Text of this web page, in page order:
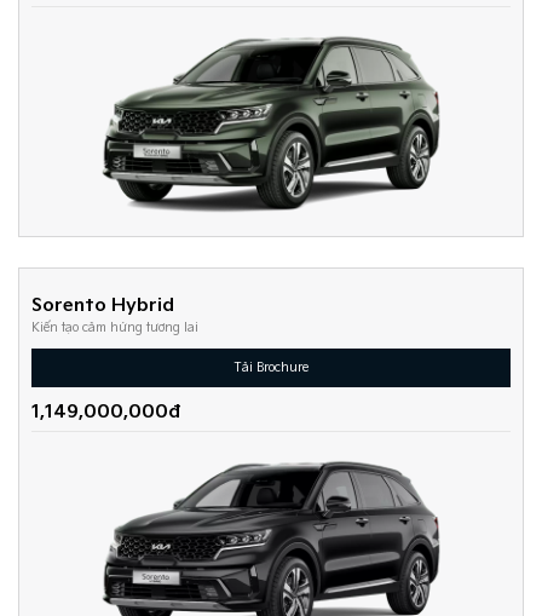
Sorento Hybrid
Kiến tạo cảm hứng tương lai
Tải Brochure
1,149,000,000đ